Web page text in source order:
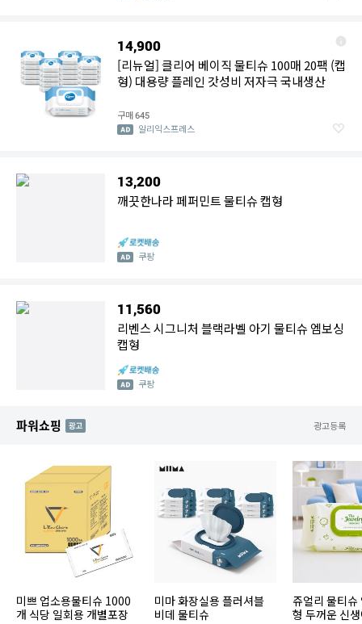
14,900
[리뉴얼] 클리어 베이직 물티슈 100매 20팩 (캡
형) 대용량 플레인 갓성비 저자극 국내생산
구매645
알리익스프레스
13,200
깨끗한나라 페퍼민트 물티슈 캡형
쿠팡
11,560
리벤스 시그니처 블랙라벨 아기 물티슈 엠보싱
캡형
쿠팡
파워쇼핑 AD 광고등록
미쁘 업소용물티슈 1000
개 식당 일회용 개별포장
미마 화장실용 플러셔블
비데 물티슈
쥬얼리 물티슈
형 두꺼운 신